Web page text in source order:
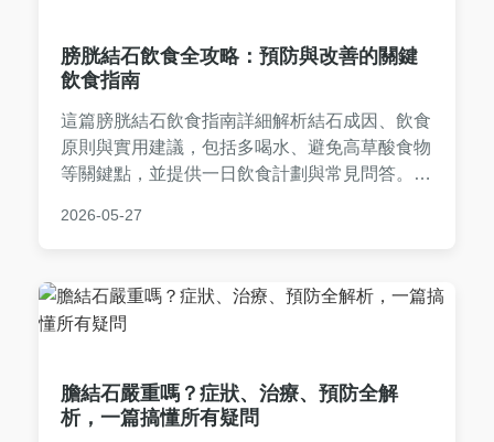
膀胱結石飲食全攻略：預防與改善的關鍵
飲食指南
這篇膀胱結石飲食指南詳細解析結石成因、飲食
原則與實用建議，包括多喝水、避免高草酸食物
等關鍵點，並提供一日飲食計劃與常見問答。幫
發風險，內容基於個人經驗與專業知識，實用性
2026-05-27
膽結石嚴重嗎？症狀、治療、預防全解
析，一篇搞懂所有疑問